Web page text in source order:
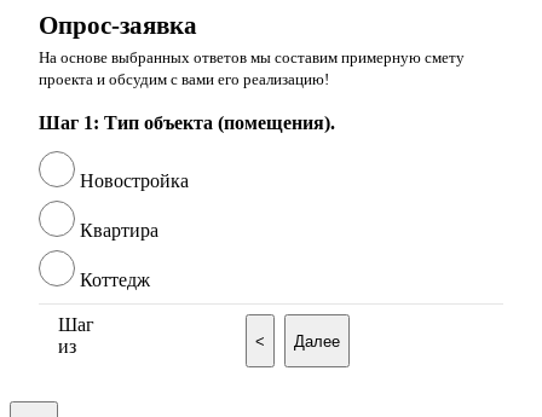
Опрос-заявка
На основе выбранных ответов мы составим примерную смету
проекта и обсудим с вами его реализацию!
Шаг 1: Тип объекта (помещения).
Новостройка
Квартира
Коттедж
Шаг
из
< Далее